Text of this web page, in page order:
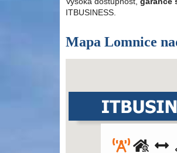
ITBUSINESS.
Mapa Lomnice